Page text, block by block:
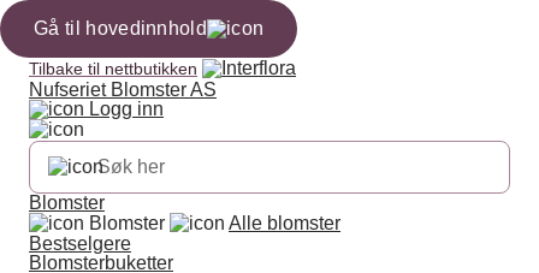
Gå til hovedinnhold
Tilbake til nettbutikken
Nufseriet Blomster AS
Logg inn
Blomster
Blomster
Alle blomster
Bestselgere
Blomsterbuketter